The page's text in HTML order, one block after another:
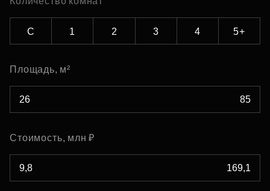
С 1 2 3 4 5+
Площадь, м²
Стоимость, млн ₽